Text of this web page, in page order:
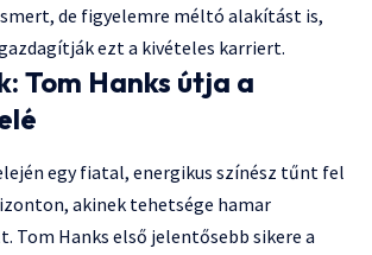
de figyelemre méltó alakítást is,
ezt a kivételes karriert.
Tom Hanks útja a
egy fiatal, energikus színész tűnt fel
akinek tehetsége hamar
Tom Hanks első jelentősebb sikere a